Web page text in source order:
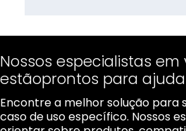
Nossos especialistas em
estãoprontos para
Encontre a melhor solução para
caso de uso específico. Nossos